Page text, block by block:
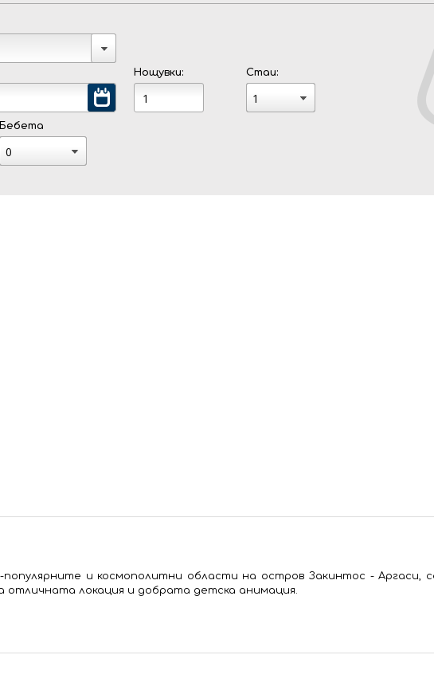
Нощувки: Стаи:
Бебета
и космополитни области на остров Закинтос -
отличната локация и добрата детска анимация.